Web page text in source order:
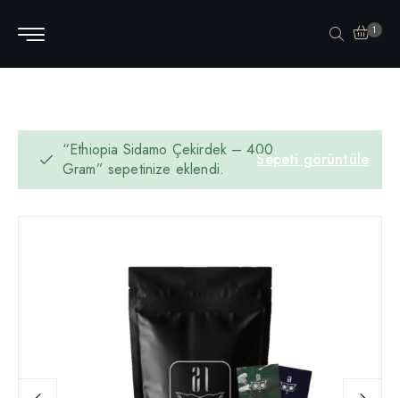
1
Sepeti görüntüle
“Ethiopia Sidamo Çekirdek – 400
Gram” sepetinize eklendi.